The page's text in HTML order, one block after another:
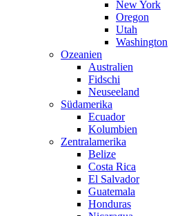
New York
Oregon
Utah
Washington
Ozeanien
Australien
Fidschi
Neuseeland
Südamerika
Ecuador
Kolumbien
Zentralamerika
Belize
Costa Rica
El Salvador
Guatemala
Honduras